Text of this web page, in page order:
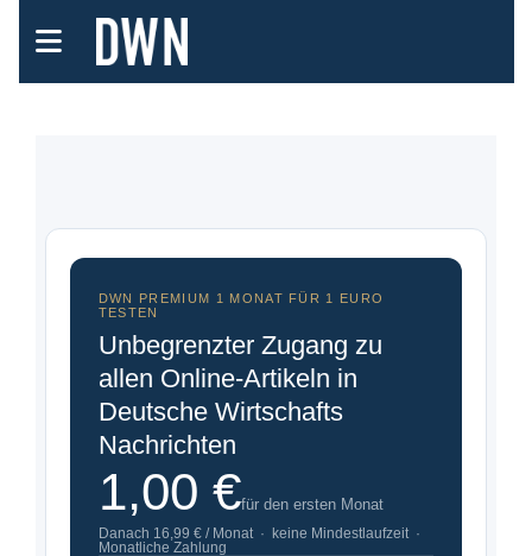
DWN PREMIUM 1 MONAT FÜR 1 EURO
TESTEN
Unbegrenzter Zugang zu
allen Online-Artikeln in
Deutsche Wirtschafts
Nachrichten
1,00 €für den ersten Monat
Danach 16,99 € / Monat · keine Mindestlaufzeit ·
Monatliche Zahlung